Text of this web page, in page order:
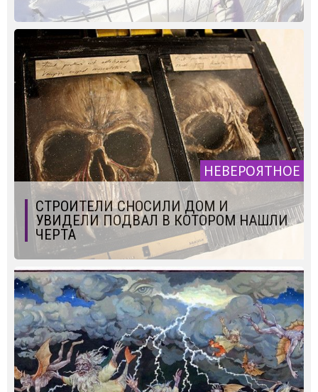
НЕВЕРОЯТНОЕ
СТРОИТЕЛИ СНОСИЛИ ДОМ И
УВИДЕЛИ ПОДВАЛ В КОТОРОМ НАШЛИ
ЧЕРТА